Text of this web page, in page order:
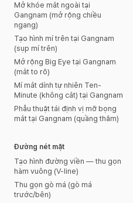
Mở khóe mắt ngoài tại
Gangnam (mở rộng chiều
ngang)
Tạo hình mí trên tại Gangnam
(sụp mí trên)
Mở rộng Big Eye tại Gangnam
(mắt to rõ)
Mí mắt dính tự nhiên Ten-
Minute (không cắt) tại Gangnam
Phẫu thuật tái định vị mỡ bọng
mắt tại Gangnam (quầng thâm)
Đường nét mặt
Tạo hình đường viền — thu gọn
hàm vuông (V-line)
Thu gọn gò má (gò má
trước/bên)